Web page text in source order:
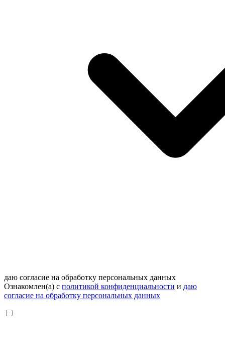
даю согласие на обработку персональных данных
Ознакомлен(а) с политикой конфиденциальности и даю
согласие на обработку персональных данных